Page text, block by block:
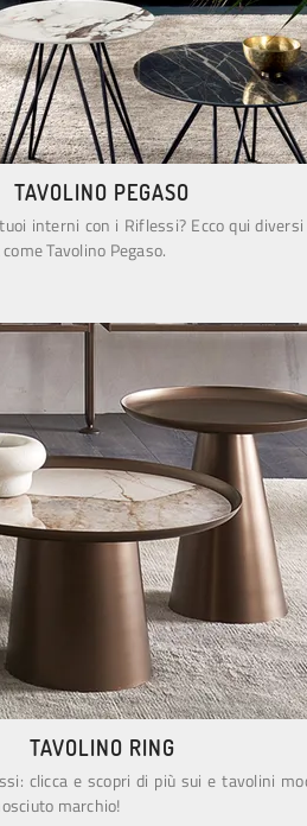
TAVOLINO PEGASO
interni con i Riflessi? Ecco qui
Tavolino Pegaso.
TAVOLINO RING
clicca e scopri di più sui e tavolini
marchio!